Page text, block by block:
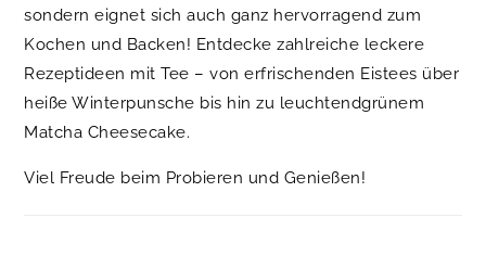
sondern eignet sich auch ganz hervorragend zum
Kochen und Backen! Entdecke zahlreiche leckere
Rezeptideen mit Tee – von erfrischenden Eistees über
heiße Winterpunsche bis hin zu leuchtendgrünem
Matcha Cheesecake.
Viel Freude beim Probieren und Genießen!